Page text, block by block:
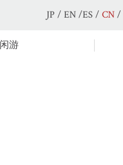
JP / EN/ES / CN/
游